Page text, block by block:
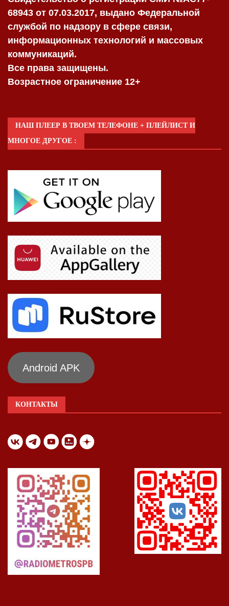
68943 от 07.03.2017, выдано Федеральной
службой по надзору в сфере связи,
информационных технологий и массовых
коммуникаций.
Все права защищены.
Возрастное ограничение 12+
НАШ ПЛЕЕР В ТВОЕМ ТЕЛЕФОНЕ + ПЛЕЙЛИСТ И
МНОГОЕ ДРУГОЕ :
Android APK
КОНТАКТЫ